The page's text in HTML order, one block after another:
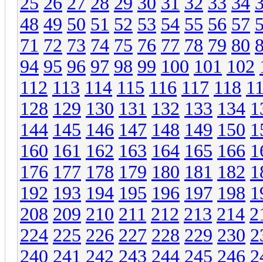
48 49 50 51 52 53 54 55 56 57
71 72 73 74 75 76 77 78 79 80
94 95 96 97 98 99 100 101 102
112 113 114 115 116 117 118
128 129 130 131 132 133 134
144 145 146 147 148 149 150
160 161 162 163 164 165 166
176 177 178 179 180 181 182
192 193 194 195 196 197 198
208 209 210 211 212 213 214
224 225 226 227 228 229 230
240 241 242 243 244 245 246